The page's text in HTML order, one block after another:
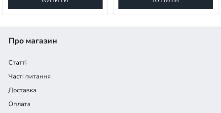
Про магазин
Статті
Часті питання
Доставка
Оплата